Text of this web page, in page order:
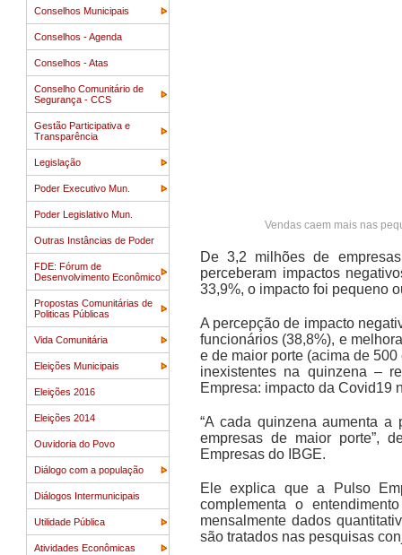
Conselhos Municipais
Conselhos - Agenda
Conselhos - Atas
Conselho Comunitário de
Segurança - CCS
Gestão Participativa e
Transparência
Legislação
Poder Executivo Mun.
Poder Legislativo Mun.
Outras Instâncias de Poder
FDE: Fórum de
Desenvolvimento Econômico
Propostas Comunitárias de
Politicas Públicas
Vida Comunitária
Eleições Municipais
Eleições 2016
Eleições 2014
Ouvidoria do Povo
Diálogo com a população
Diálogos Intermunicipais
Utilidade Pública
Atividades Econômicas
Vendas caem mais nas
De 3,2 milhões de
perceberam impactos
33,9%, o impacto foi pequeno
A percepção de impacto
funcionários (38,8%), e
e de maior porte (acima de
inexistentes na quinzena –
Empresa: impacto da Covid19
“A cada quinzena aumenta
empresas de maior porte”,
Empresas do IBGE.
Ele explica que a Pulso
complementa o
mensalmente dados
são tratados nas pesquisas